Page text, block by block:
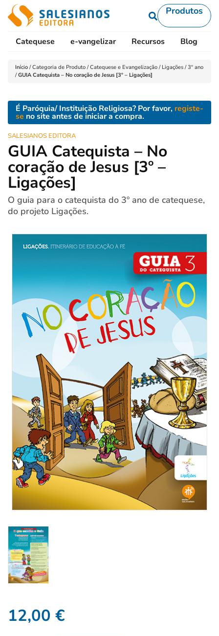
Produtos
Catequese e-vangelizar Recursos Blog
Início /Categoria de Produto /Catequese e Evangelização / Ligações /3º ano
/GUIA Catequista – No coração de Jesus [3º – Ligações]
É Paróquia/ Instituição Religiosa? Por favor, registe-
se no site antes de iniciar a compra.
SALESIANOS EDITORA
GUIA Catequista – No
coração de Jesus [3º –
Ligações]
O guia para o catequista do 3º ano de catequese,
do projeto Ligações.
12,00 €